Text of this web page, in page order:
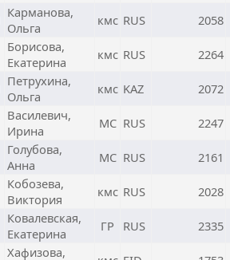
Карманова,
Ольга
кмс RUS 2058
Борисова,
Екатерина
кмс RUS 2264
Петрухина,
Ольга
кмс KAZ 2072
Василевич,
Ирина
МС RUS 2247
Голубова,
Анна
МС RUS 2161
Кобозева,
Виктория
кмс RUS 2028
Ковалевская,
Екатерина
ГР RUS 2335
Хафизова,